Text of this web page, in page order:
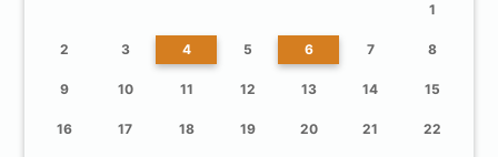
1
2 3 4 5 6 7 8
9 10 11 12 13 14 15
16 17 18 19 20 21 22